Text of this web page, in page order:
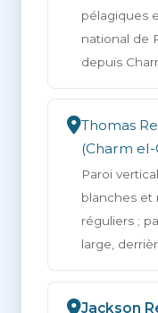
pélagiques
national de
depuis
Thomas
(Charm
Paroi
blanches et
réguliers ;
large,
Jackson